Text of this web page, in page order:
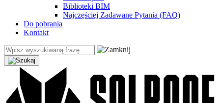
Biblioteki BIM
Najczęściej Zadawane Pytania (FAQ)
Do pobrania
Kontakt